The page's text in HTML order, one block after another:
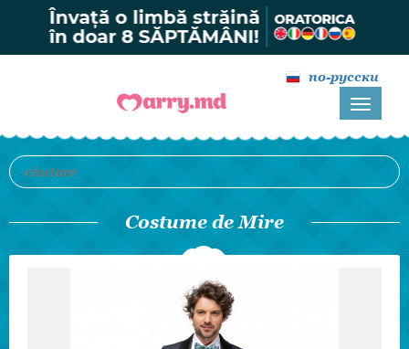
по-русски
Costume de Mire